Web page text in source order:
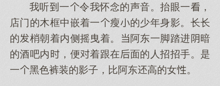
我听一令我怀念的声音。抬眼一，
店门的木框中嵌着一瘦的少年身影。长长
的梢朝着内侧摇曳着。阿东一脚踏进暗
的酒吧内，便着跟在面的人招招手。是
一黑色裤装的影子，比阿东高的女。